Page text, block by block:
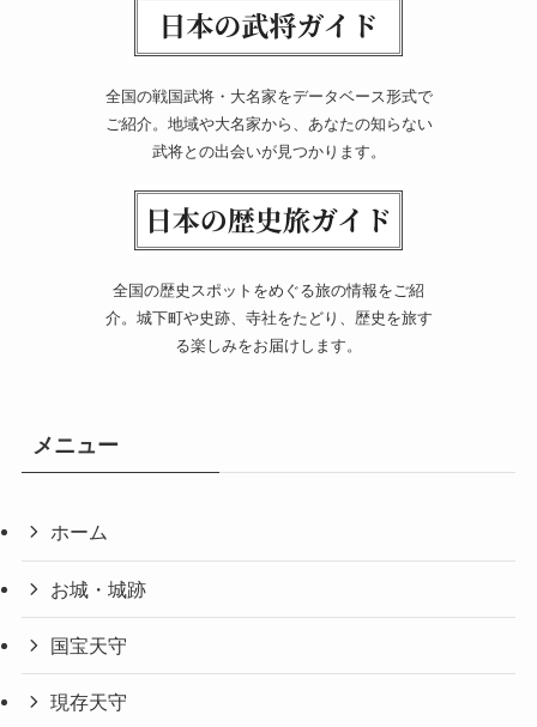
全国の戦国武将・大名家をデータベース形式で
ご紹介。地域や大名家から、あなたの知らない
武将との出会いが見つかります。
全国の歴史スポットをめぐる旅の情報をご紹
介。城下町や史跡、寺社をたどり、歴史を旅す
る楽しみをお届けします。
メニュー
ホーム
お城・城跡
国宝天守
現存天守